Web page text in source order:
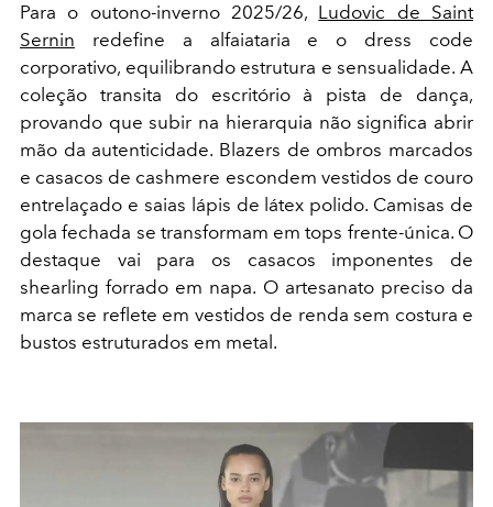
Para o outono-inverno 2025/26, Ludovic de Saint
Sernin redefine a alfaiataria e o dress code
corporativo, equilibrando estrutura e sensualidade. A
coleção transita do escritório à pista de dança,
provando que subir na hierarquia não significa abrir
mão da autenticidade. Blazers de ombros marcados
e casacos de cashmere escondem vestidos de couro
entrelaçado e saias lápis de látex polido. Camisas de
gola fechada se transformam em tops frente-única. O
destaque vai para os casacos imponentes de
shearling forrado em napa. O artesanato preciso da
marca se reflete em vestidos de renda sem costura e
bustos estruturados em metal.